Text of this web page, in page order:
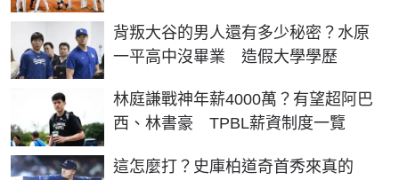
背叛大谷的男人還有多少秘密？水原
一平高中沒畢業 造假大學學歷
林庭謙戰神年薪4000萬？有望超阿巴
西、林書豪 TPBL薪資制度一覽
這怎麼打？史庫柏道奇首秀來真的